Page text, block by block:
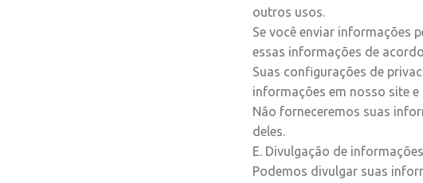
outros usos.
Se você enviar informações
essas informações de
Suas configurações de
informações em nosso site
Não forneceremos suas
deles.
E. Divulgação de
Podemos divulgar suas